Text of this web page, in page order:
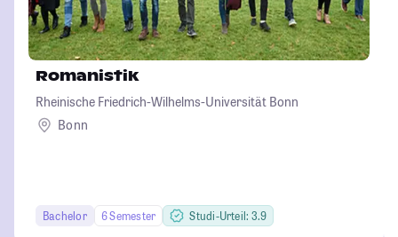
Romanistik
Rheinische Friedrich-Wilhelms-Universität Bonn
Bonn
Bachelor 6 Semester Studi-Urteil: 3.9